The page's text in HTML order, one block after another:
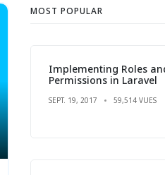
MOST POPULAR
Implementing Roles
Permissions in Laravel
SEPT. 19, 2017 59,514 VUES